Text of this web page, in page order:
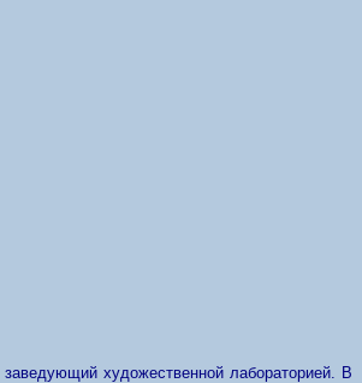
художественной лабораторией. В